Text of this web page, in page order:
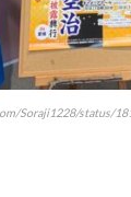
Soraji1228/status/